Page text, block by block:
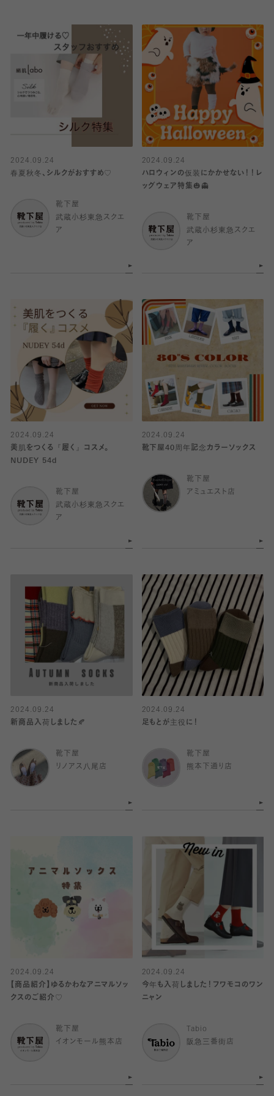
2024.09.24
春夏秋冬、シルクがおすすめ♡
靴下屋
武蔵小杉東急スクエ
ア
2024.09.24
ハロウィンの仮装にかかせない！！レ
ッグウェア特集🎃👻
靴下屋
武蔵小杉東急スクエ
ア
2024.09.24
美肌をつくる『履く』コスメ。
NUDEY 54d
靴下屋
武蔵小杉東急スクエ
ア
2024.09.24
靴下屋40周年記念カラーソックス
靴下屋
アミュエスト店
2024.09.24
新商品入荷しました🍂
靴下屋
リノアス八尾店
2024.09.24
足もとが主役に！
靴下屋
熊本下通り店
2024.09.24
【商品紹介】ゆるかわなアニマルソッ
クスのご紹介♡
靴下屋
イオンモール熊本店
2024.09.24
今年も入荷しました！フワモコのワン
ニャン
Tabio
阪急三番街店